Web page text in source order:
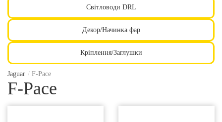
Світловоди DRL
Декор/Начинка фар
Кріплення/Заглушки
Jaguar / F-Pace
F-Pace